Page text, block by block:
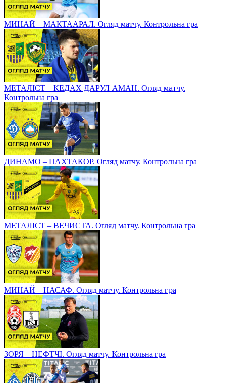
МИНАЙ – МАКТААРАЛ. Огляд матчу. Контрольна гра
МЕТАЛІСТ – КЕДАХ ДАРУЛ АМАН. Огляд матчу.
Контрольна гра
ДИНАМО – ПАХТАКОР. Огляд матчу. Контрольна гра
МЕТАЛІСТ – ВЕЧИСТА. Огляд матчу. Контрольна гра
МИНАЙ – НАСАФ. Огляд матчу. Контрольна гра
ЗОРЯ – НЕФТЧІ. Огляд матчу. Контрольна гра